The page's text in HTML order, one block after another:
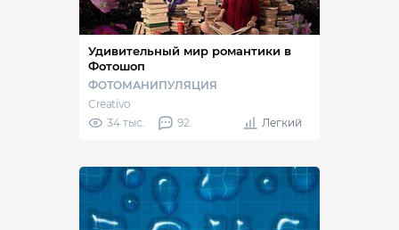
Удивительный мир романтики в
Фотошоп
ФОТОМАНИПУЛЯЦИЯ
Creativo
34 тыс.
92 Легкий